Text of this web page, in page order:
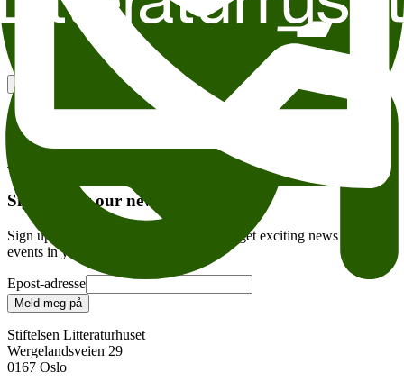
Singelkuttet: Inger Elisabeth Hansen
Wergeland Litteraturhuset Ernesto Cardenal møter Kjartan Fløgstad
Add to calendar Copy link About accesesibility
Tema:
Andre anbefalte arrangementer
Sign up for our newsletter
Sign up for our weekly newsletter – and get exciting news and
events in your inbox every week!
Epost-adresse
Meld meg på
Stiftelsen Litteraturhuset
Wergelandsveien 29
0167 Oslo